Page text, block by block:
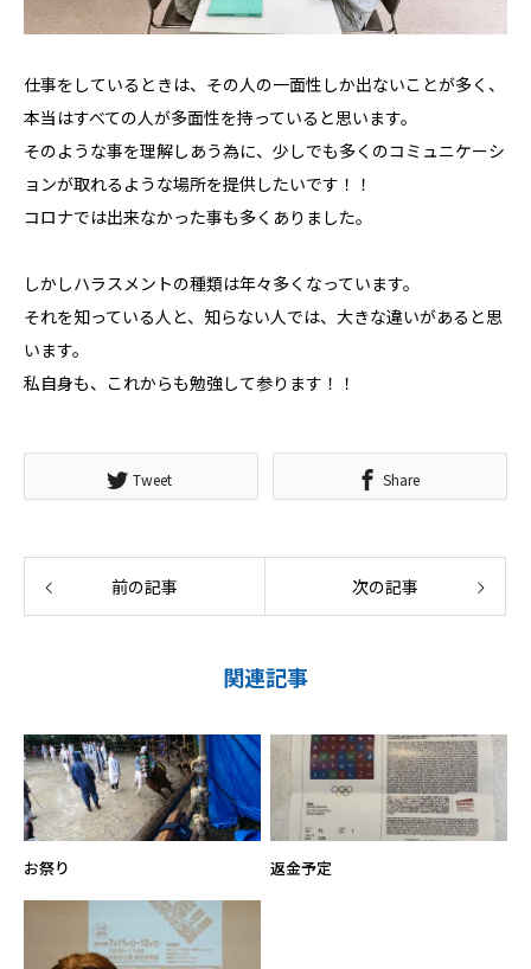
仕事をしているときは、その人の一面性しか出ないことが多く、
本当はすべての人が多面性を持っていると思います。
そのような事を理解しあう為に、少しでも多くのコミュニケーシ
ョンが取れるような場所を提供したいです！！
コロナでは出来なかった事も多くありました。
しかしハラスメントの種類は年々多くなっています。
それを知っている人と、知らない人では、大きな違いがあると思
います。
私自身も、これからも勉強して参ります！！
Tweet Share
前の記事 次の記事
関連記事
お祭り 返金予定